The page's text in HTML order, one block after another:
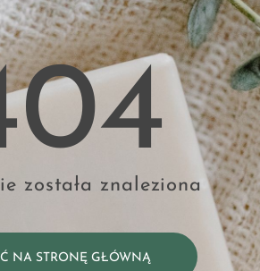
została znaleziona
NA STRONĘ GŁÓWNĄ